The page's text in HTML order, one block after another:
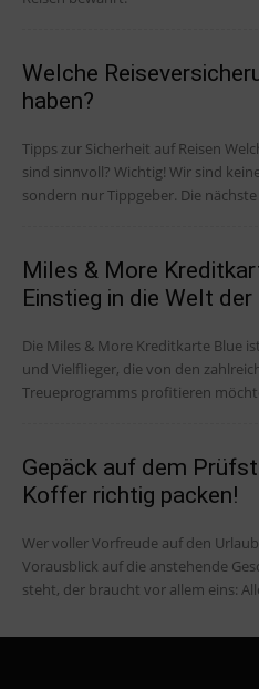
Welche
haben?
Tipps zur Sicherheit auf Reisen
sind sinnvoll? Wichtig! Wir sind
sondern nur Tippgeber. Die
Miles & More
Einstieg in die Welt
Die Miles & More Kreditkarte Blue
und Vielflieger, die von den
Treueprogramms profitieren
Gepäck auf dem
Koffer richtig packen!
Wer voller Vorfreude auf den
Vorausblick auf die anstehende
steht, der braucht vor allem eins: